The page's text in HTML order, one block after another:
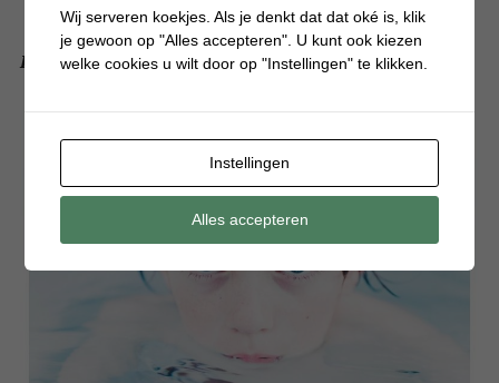
De voordelen van schoolzwemmen
Wij serveren koekjes. Als je denkt dat dat oké is, klik
je gewoon op "Alles accepteren". U kunt ook kiezen
welke cookies u wilt door op "Instellingen" te klikken.
Instellingen
Alles accepteren